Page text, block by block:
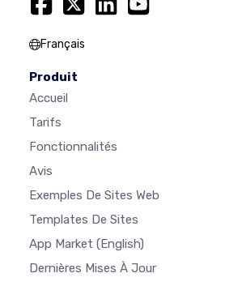
Français
Produit
Accueil
Tarifs
Fonctionnalités
Avis
Exemples De Sites Web
Templates De Sites
App Market (English)
Dernières Mises À Jour